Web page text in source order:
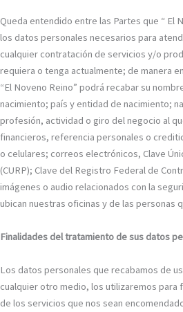
Queda entendido entre las Partes que “ El
los datos personales necesarios para
cualquier contratación de servicios y/o
requiera o tenga actualmente; de manera
“El Noveno Reino” podrá recabar su
nacimiento; país y entidad de nacimiento;
profesión, actividad o giro del negocio al
financieros, referencia personales o
o celulares; correos electrónicos, Clave
(CURP); Clave del Registro Federal de
imágenes o audio relacionados con la
ubican nuestras oficinas y de las personas
Finalidades del tratamiento de sus datos
Los datos personales que recabamos de
cualquier otro medio, los utilizaremos para
de los servicios que nos sean